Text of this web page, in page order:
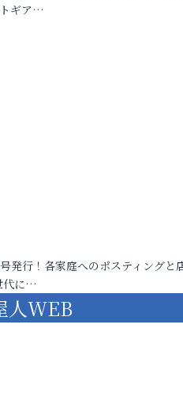
ギア…
発行！各家庭へのポスティングと
代に…
人WEB